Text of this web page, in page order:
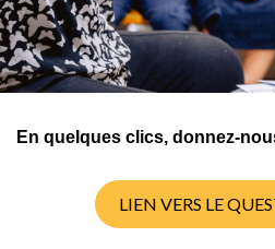
ce sujet
pour la
En quelques clics, donnez-
LIEN VERS LE